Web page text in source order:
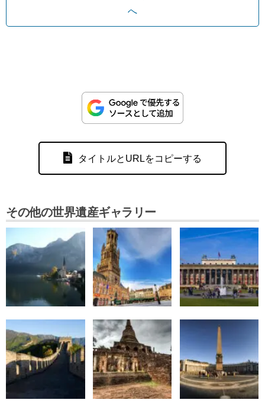
へ
タイトルとURLをコピーする
その他の世界遺産ギャラリー